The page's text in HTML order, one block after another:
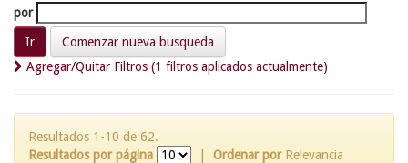
por
Comenzar nueva busqueda
Agregar/Quitar Filtros (1 filtros aplicados actualmente)
Resultados 1-10 de 62.
Resultados por página
Ordenar por Relevancia